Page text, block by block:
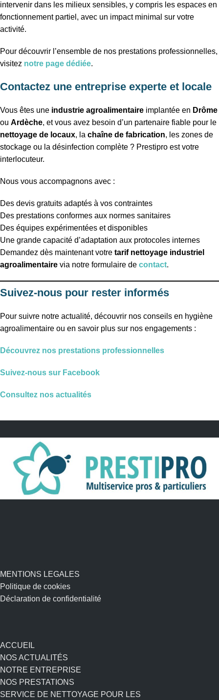
intervenir dans les milieux sensibles, y compris les espaces en
fonctionnement partiel, avec un impact minimal sur votre
activité.
Pour découvrir l’ensemble de nos prestations professionnelles,
visitez notre page dédiée.
Contactez une entreprise experte et locale
Vous êtes une industrie agroalimentaire implantée en Drôme
ou Ardèche, et vous avez besoin d’un partenaire fiable pour le
nettoyage de locaux, la chaîne de fabrication, les zones de
stockage ou la désinfection complète ? Prestipro est votre
interlocuteur.
Nous vous accompagnons avec :
Des devis gratuits adaptés à vos contraintes
Des prestations conformes aux normes sanitaires
Des équipes expérimentées et disponibles
Une grande capacité d’adaptation aux protocoles internes
Demandez dès maintenant votre tarif nettoyage industriel
agroalimentaire via notre formulaire de contact.
Suivez-nous pour rester informés
Pour suivre notre actualité, découvrir nos conseils en hygiène
agroalimentaire ou en savoir plus sur nos engagements :
Découvrez nos prestations professionnelles
Suivez-nous sur Facebook
Consultez nos actualités
MENTIONS LEGALES
Politique de cookies
Déclaration de confidentialité
ACCUEIL
NOS ACTUALITÉS
NOTRE ENTREPRISE
NOS PRESTATIONS
SERVICE DE NETTOYAGE POUR LES